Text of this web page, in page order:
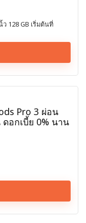
128 GB เริ่มต้นที่
Pro 3 ผ่อน
ดอกเบี้ย 0% นาน